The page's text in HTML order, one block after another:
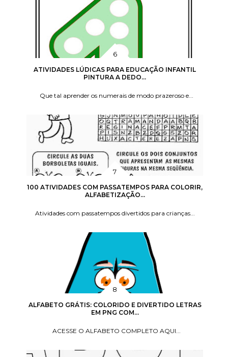
ATIVIDADES LÚDICAS PARA EDUCAÇÃO INFANTIL
PINTURA A DEDO...
Que tal aprender os numerais de modo prazeroso e...
100 ATIVIDADES COM PASSATEMPOS PARA COLORIR,
ALFABETIZAÇÃO...
Atividades com passatempos divertidos para crianças...
ALFABETO GRÁTIS: COLORIDO E DIVERTIDO LETRAS
EM PNG COM...
ACESSE O ALFABETO COMPLETO AQUI...